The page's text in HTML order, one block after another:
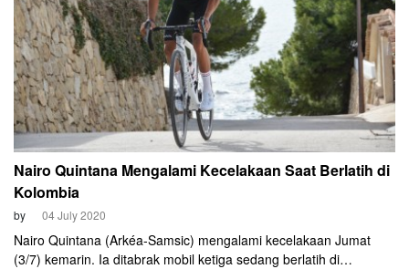
Nairo Quintana Mengalami Kecelakaan Saat Berlatih di
Kolombia
by 04 July 2020
Nairo Quintana (Arkéa-Samsic) mengalami kecelakaan Jumat
(3/7) kemarin. Ia ditabrak mobil ketiga sedang berlatih di